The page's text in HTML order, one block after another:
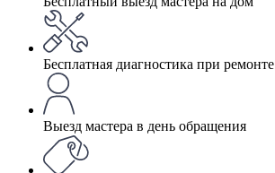
Бесплатная диагностика при ремонте
Выезд мастера в день обращения